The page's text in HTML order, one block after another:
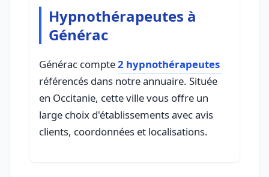
Hypnothérapeutes à
Générac
Générac compte2 hypnothérapeutes
référencés dans notre annuaire. Située
en Occitanie, cette ville vous offre un
large choix d'établissements avec avis
clients, coordonnées et localisations.